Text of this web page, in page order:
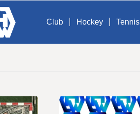
Club Hockey Tennis